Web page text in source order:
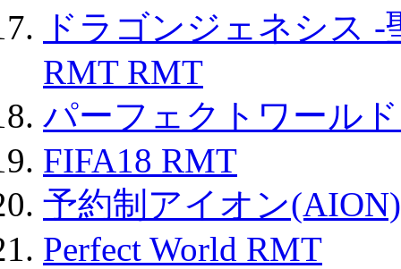
ドラゴンジェネシス
RMT RMT
パーフェクトワール
FIFA18 RMT
予約制アイオン
Perfect World RMT